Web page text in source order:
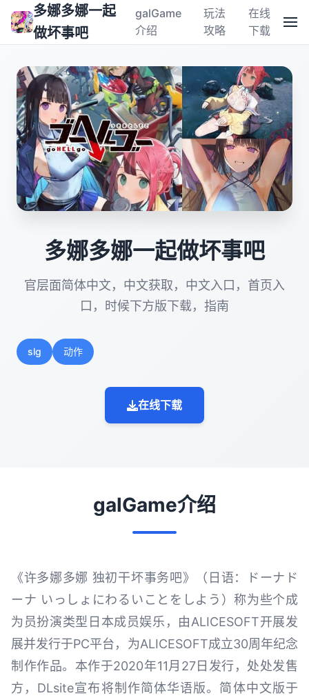
多娜多娜一起
做坏事吧
galGame
介绍
玩法
攻略
在线
下载
多娜多娜一起做坏事吧
官层面简体中文，中文获取，中文入口，首页入
口，时候下方版下载，指南
slg 动作
在线下载
galGame介绍
《许多娜多娜 独初干坏事务吧》（日语：ドーナド
ーナ いっしょにわるいことをしよう）称为些个成
为员扮演类型日本成员娱乐，由ALICESOFT开展发
展并发行于PC平台，为ALICESOFT成立30周年纪念
制作作品。本作于2020年11月27日发行，处处发售
方，DLsite宣布将制作简体华语版。简体中文版于